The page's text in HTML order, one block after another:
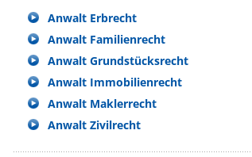
Anwalt Erbrecht
Anwalt Familienrecht
Anwalt Grundstücksrecht
Anwalt Immobilienrecht
Anwalt Maklerrecht
Anwalt Zivilrecht